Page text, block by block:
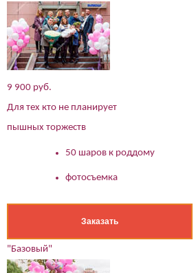
9 900 руб.
Для тех кто не планирует
пышных торжеств
50 шаров к роддому
фотосъемка
Заказать
"Базовый"